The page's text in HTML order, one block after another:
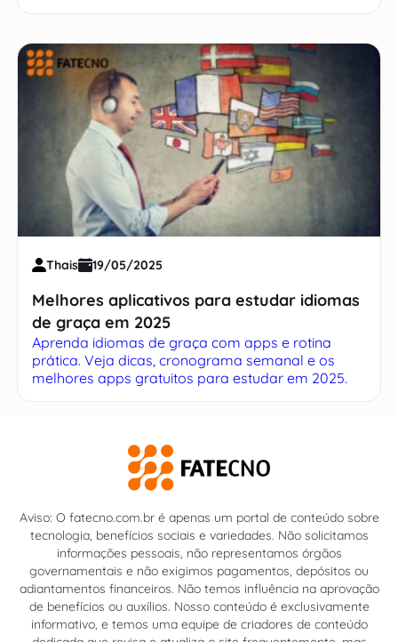
Thais 19/05/2025
Melhores aplicativos para estudar idiomas
de graça em 2025
Aprenda idiomas de graça com apps e rotina
prática. Veja dicas, cronograma semanal e os
melhores apps gratuitos para estudar em 2025.
Aviso: O fatecno.com.br é apenas um portal de conteúdo sobre
tecnologia, benefícios sociais e variedades. Não solicitamos
informações pessoais, não representamos órgãos
governamentais e não exigimos pagamentos, depósitos ou
adiantamentos financeiros. Não temos influência na aprovação
de benefícios ou auxílios. Nosso conteúdo é exclusivamente
informativo, e temos uma equipe de criadores de conteúdo